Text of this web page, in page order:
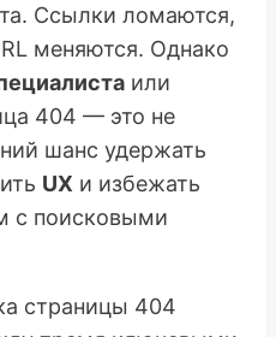
Ссылки ломаются,
меняются. Однако
или
404 — это не
шанс удержать
UX и избежать
с поисковыми
страницы 404